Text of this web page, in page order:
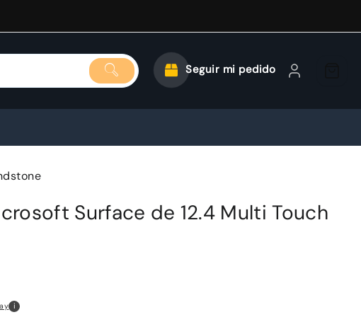
Seguir mi pedido
Surface de 12.4 Multi Touch
i